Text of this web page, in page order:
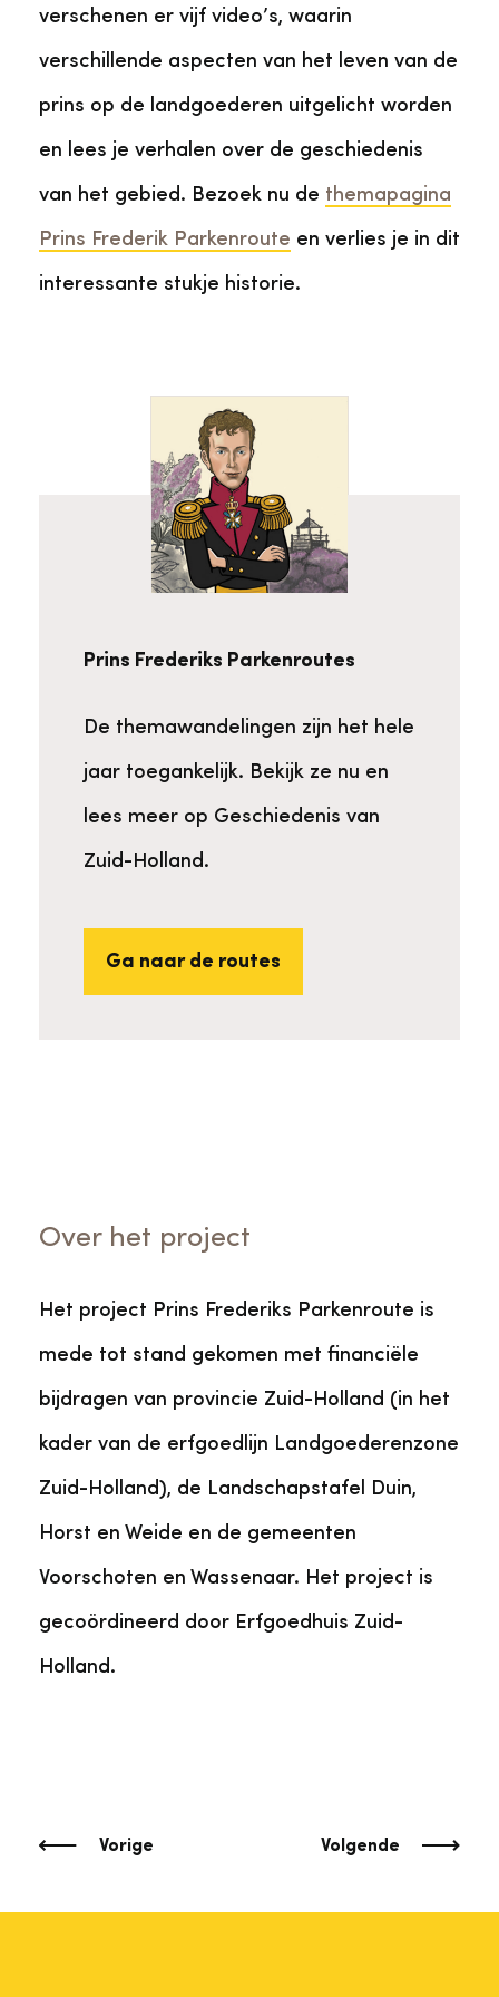
verschenen er vijf video’s, waarin
verschillende aspecten van het leven van de
prins op de landgoederen uitgelicht worden
en lees je verhalen over de geschiedenis
van het gebied. Bezoek nu de themapagina
Prins Frederik Parkenroute en verlies je in dit
interessante stukje historie.
Prins Frederiks Parkenroutes
De themawandelingen zijn het hele
jaar toegankelijk. Bekijk ze nu en
lees meer op Geschiedenis van
Zuid-Holland.
Ga naar de routes
Over het project
Het project Prins Frederiks Parkenroute is
mede tot stand gekomen met financiële
bijdragen van provincie Zuid-Holland (in het
kader van de erfgoedlijn Landgoederenzone
Zuid-Holland), de Landschapstafel Duin,
Horst en Weide en de gemeenten
Voorschoten en Wassenaar. Het project is
gecoördineerd door Erfgoedhuis Zuid-
Holland.
Vorige Volgende